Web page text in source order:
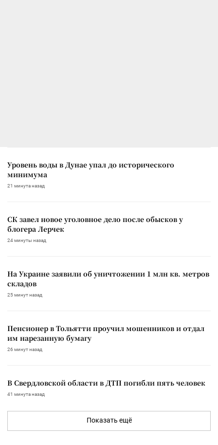
Уровень воды в Дунае упал до исторического
минимума
21 минута назад
СК завел новое уголовное дело после обысков у
блогера Лерчек
24 минуты назад
На Украине заявили об уничтожении 1 млн кв. метров
складов
25 минут назад
Пенсионер в Тольятти проучил мошенников и отдал
им нарезанную бумагу
26 минут назад
В Свердловской области в ДТП погибли пять человек
41 минута назад
Показать ещё